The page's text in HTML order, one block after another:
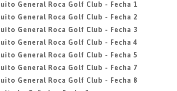
General Roca Golf Club - Fecha 1
General Roca Golf Club - Fecha 2
General Roca Golf Club - Fecha 3
General Roca Golf Club - Fecha 4
General Roca Golf Club - Fecha 5
General Roca Golf Club - Fecha 7
General Roca Golf Club - Fecha 8